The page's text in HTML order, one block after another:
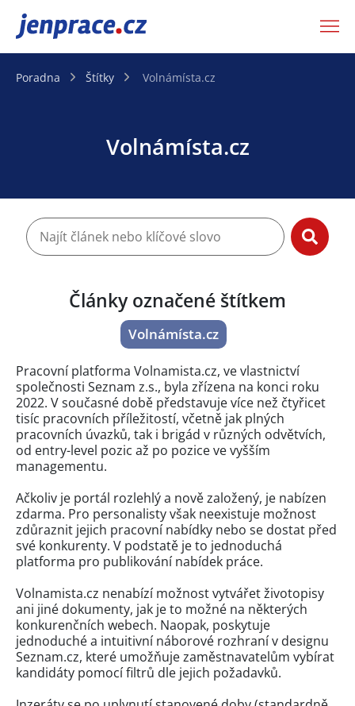
JenPráce.cz
Poradna Štítky Volnámísta.cz
Volnámísta.cz
Články označené štítkem
Volnámísta.cz
Pracovní platforma Volnamista.cz, ve vlastnictví
společnosti Seznam z.s., byla zřízena na konci roku
2022. V současné době představuje více než čtyřicet
tisíc pracovních příležitostí, včetně jak plných
pracovních úvazků, tak i brigád v různých odvětvích,
od entry-level pozic až po pozice ve vyšším
managementu.
Ačkoliv je portál rozlehlý a nově založený, je nabízen
zdarma. Pro personalisty však neexistuje možnost
zdůraznit jejich pracovní nabídky nebo se dostat před
své konkurenty. V podstatě je to jednoduchá
platforma pro publikování nabídek práce.
Volnamista.cz nenabízí možnost vytvářet životopisy
ani jiné dokumenty, jak je to možné na některých
konkurenčních webech. Naopak, poskytuje
jednoduché a intuitivní náborové rozhraní v designu
Seznam.cz, které umožňuje zaměstnavatelům vybírat
kandidáty pomocí filtrů dle jejich požadavků.